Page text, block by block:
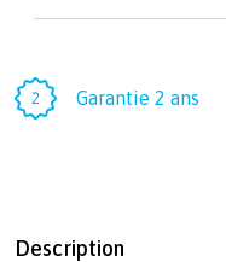
Garantie 2 ans
Description